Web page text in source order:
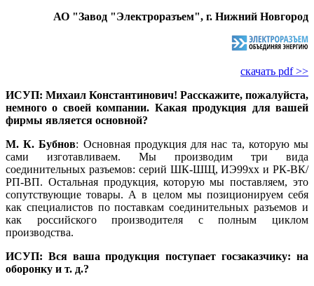
АО "Завод "Электроразъем", г. Нижний Новгород
скачать pdf >>
ИСУП: Михаил Константинович! Расскажите, пожалуйста,
немного о своей компании. Какая продукция для вашей
фирмы является основной?
М. К. Бубнов: Основная продукция для нас та, которую мы
са­ми изготавливаем. Мы производим три ви­да
соединительных разъемов: серий ШК-ШЩ, ИЭ99хх и РК-ВК/
РП-ВП. Остальная продукция, которую мы поставляем, это
сопутствующие товары. А в целом мы позиционируем себя
как специалистов по поставкам соединительных разъемов и
как российского производителя с полным циклом
производства.
ИСУП: Вся ваша продукция поступает госзаказчику: на
оборонку и т. д.?